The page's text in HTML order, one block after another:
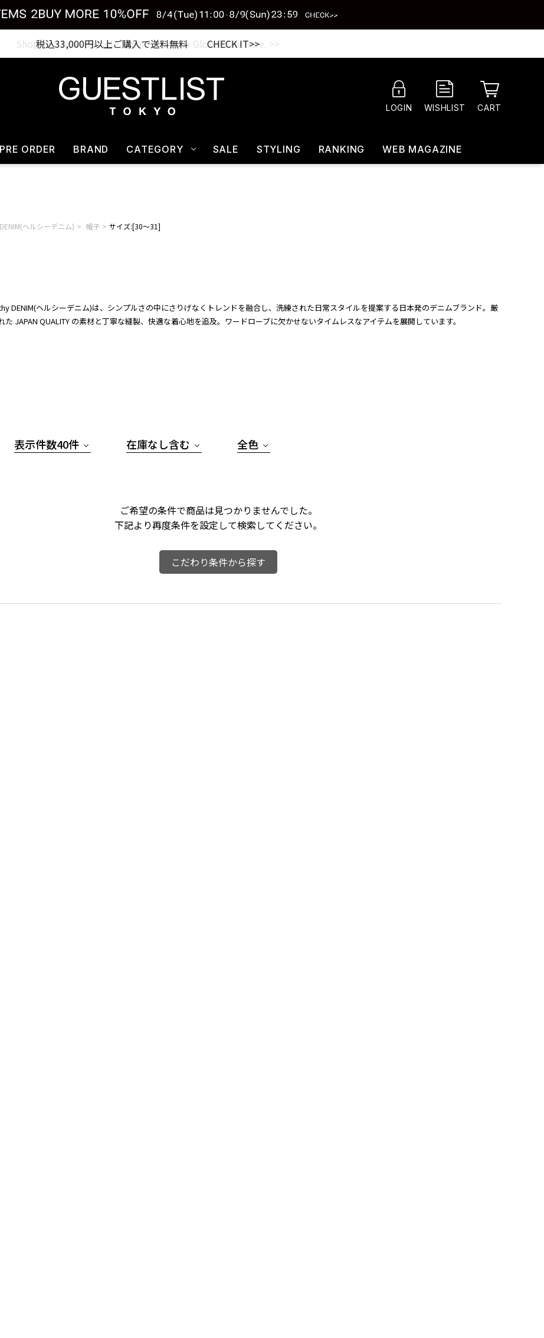
税込33,000円以上ご購入で送料無料 CHECK IT>>
LOGIN WISHLIST CART
PRE ORDER BRAND CATEGORY SALE STYLING RANKING WEB MAGAZINE
ヘルシーデニム) 帽子 サイズ:[30～31]
DENIM(ヘルシーデニム)は、シンプルさの中にさりげなくトレンドを融合し、洗練された日常スタイルを提案する日本発のデニムブランド。厳
た JAPAN QUALITY の素材と丁寧な縫製、快適な着心地を追及。ワードローブに欠かせないタイムレスなアイテムを展開しています。
表示件数40件 在庫なし含む 全色
ご希望の条件で商品は見つかりませんでした。
下記より再度条件を設定して検索してください。
こだわり条件から探す